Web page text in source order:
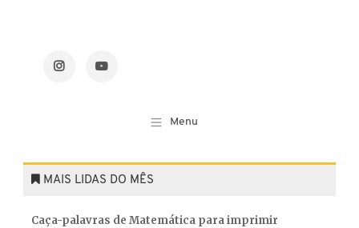
MAIS LIDAS DO MÊS
Caça-palavras de Matemática para imprimir